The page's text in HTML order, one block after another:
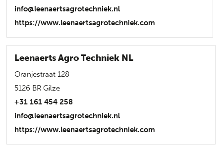
info@leenaertsagrotechniek.nl
https://www.leenaertsagrotechniek.com
Leenaerts Agro Techniek NL
Oranjestraat 128
5126 BR Gilze
+31 161 454 258
info@leenaertsagrotechniek.nl
https://www.leenaertsagrotechniek.com